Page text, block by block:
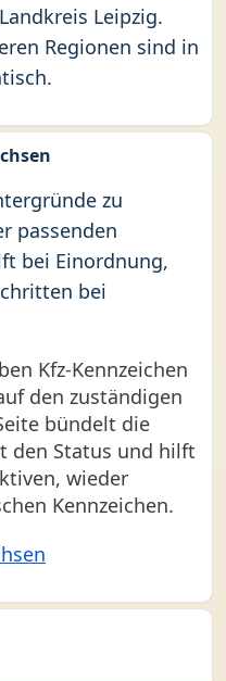
Leipzig.
Regionen sind in
zu
passenden
bei Einordnung,
bei
Kfz-Kennzeichen
den zuständigen
bündelt die
den Status und hilft
wieder
Kennzeichen.